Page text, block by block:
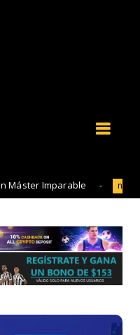
noticias 15